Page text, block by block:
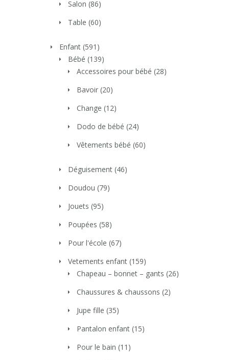
Salon (86)
Table (60)
Enfant (591)
Bébé (139)
Accessoires pour bébé (28)
Bavoir (20)
Change (12)
Dodo de bébé (24)
Vêtements bébé (60)
Déguisement (46)
Doudou (79)
Jouets (95)
Poupées (58)
Pour l'école (67)
Vetements enfant (159)
Chapeau – bonnet – gants (26)
Chaussures & chaussons (2)
Jupe fille (35)
Pantalon enfant (15)
Pour le bain (11)